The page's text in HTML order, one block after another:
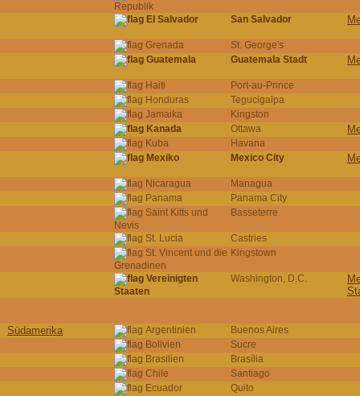
Republik
El Salvador San Salvador
Grenada
St. George's
Guatemala
Guatemala Stadt
Haiti
Port-au-Prince
Honduras
Tegucigalpa
Jamaika
Kingston
Kanada
Ottawa
Kuba
Havana
Mexiko
Mexico City
Nicaragua
Managua
Panama
Panama City
Saint Kitts und
Nevis
Basseterre
St. Lucia
Castries
St. Vincent und die
Grenadinen
Kingstown
Vereinigten
Staaten
Washington, D.C.
Südamerika Argentinien
Buenos Aires
Bolivien
Sucre
Brasilien
Brasília
Chile
Santiago
Ecuador
Quito